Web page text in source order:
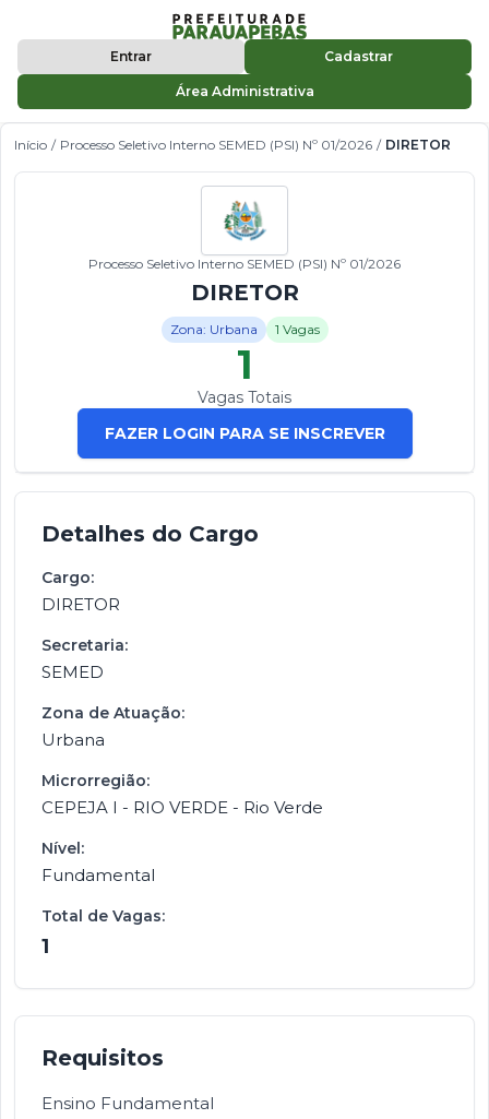
Entrar Cadastrar
Área Administrativa
Início / Processo Seletivo Interno SEMED (PSI) Nº 01/2026 / DIRETOR
Processo Seletivo Interno SEMED (PSI) Nº 01/2026
DIRETOR
Zona: Urbana 1 Vagas
1
Vagas Totais
FAZER LOGIN PARA SE INSCREVER
Detalhes do Cargo
Cargo:
DIRETOR
Secretaria:
SEMED
Zona de Atuação:
Urbana
Microrregião:
CEPEJA I - RIO VERDE - Rio Verde
Nível:
Fundamental
Total de Vagas:
1
Requisitos
Ensino Fundamental